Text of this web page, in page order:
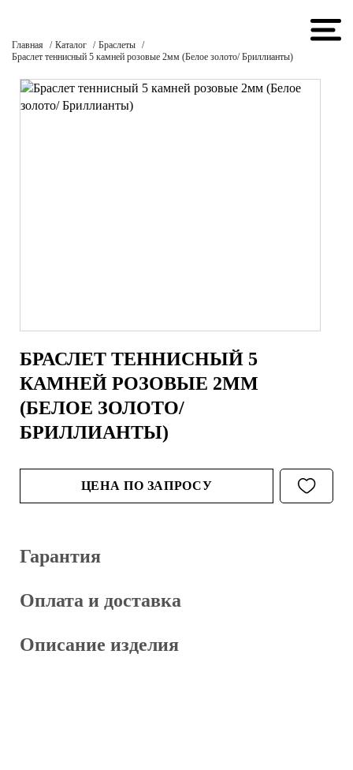
КАТАЛОГ
Главная Каталог
Браслеты
Браслет теннисный 5 камней розовые 2мм (Белое золото/ Бриллианты)
БРАСЛЕТ ТЕННИСНЫЙ 5
КАМНЕЙ РОЗОВЫЕ 2ММ
(БЕЛОЕ ЗОЛОТО/
БРИЛЛИАНТЫ)
ЦЕНА ПО ЗАПРОСУ
Гарантия
Оплата и доставка
Описание изделия